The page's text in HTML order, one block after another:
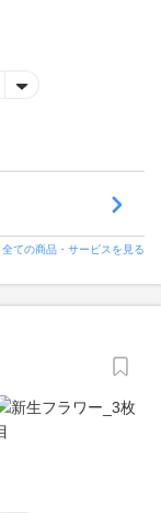
全ての商品・サービスを見る